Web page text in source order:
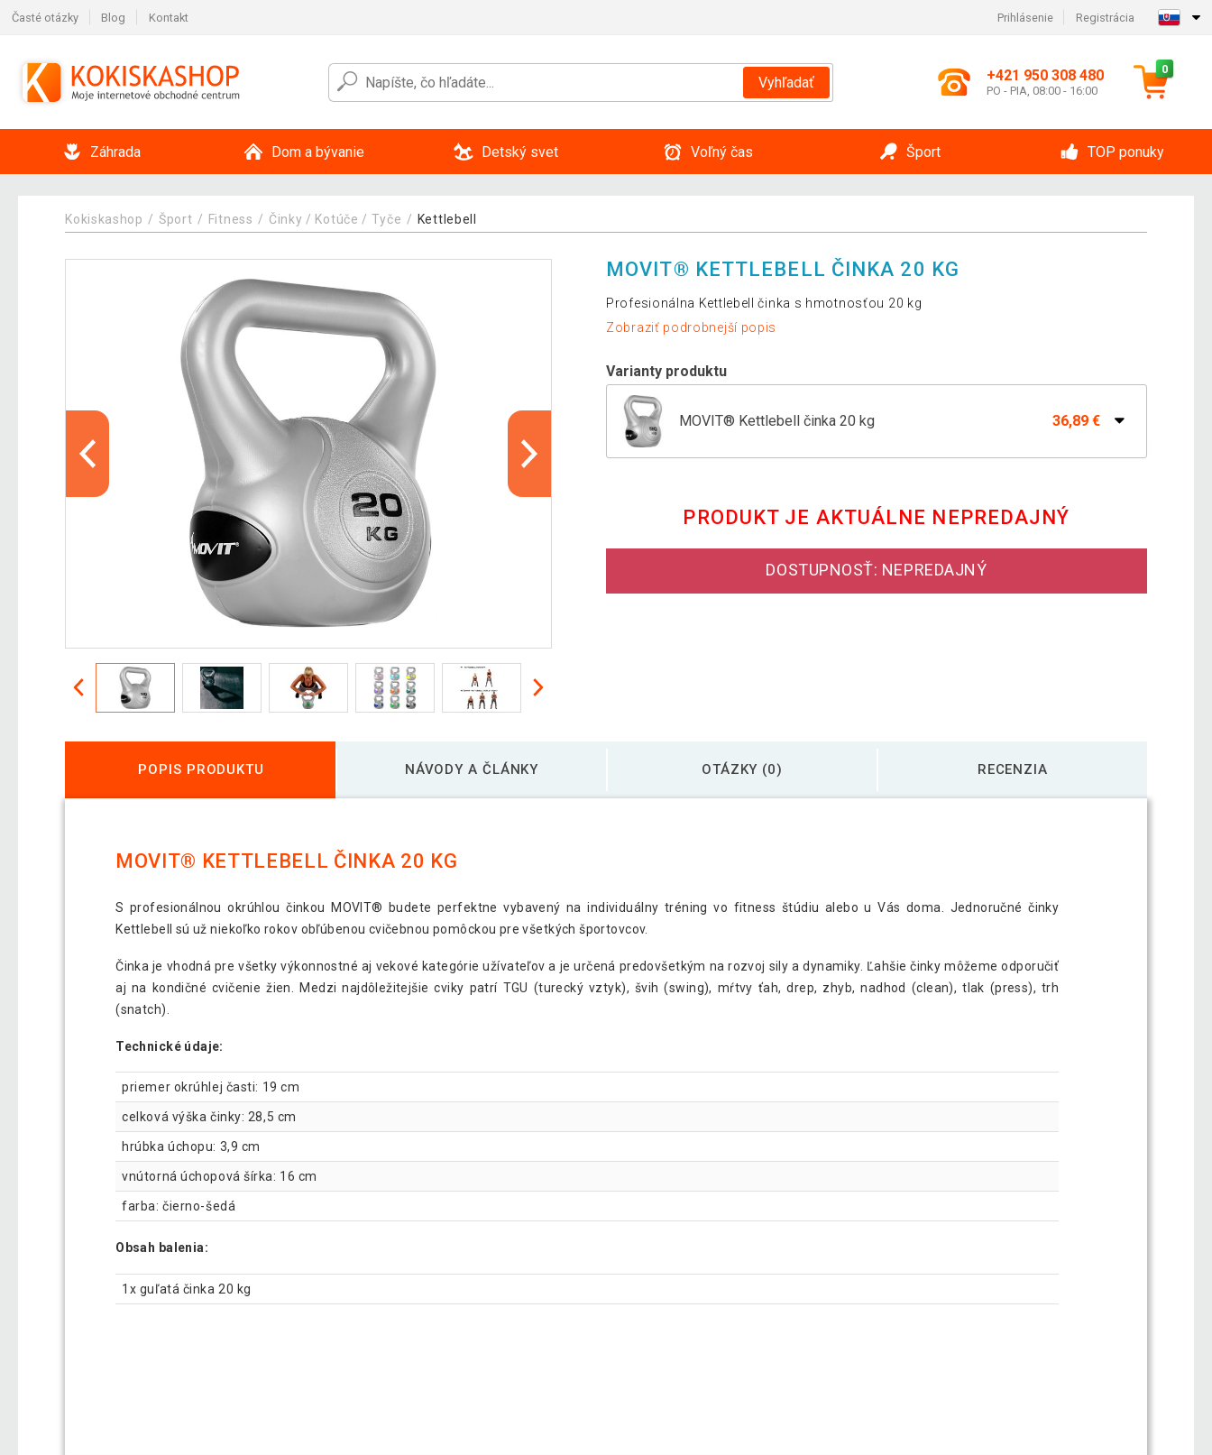
Časté otázky Blog Kontakt Prihlásenie Registrácia
Vyhľadať +421 950 308 480
PO - PIA, 08:00 - 16:00
0
Záhrada Dom a bývanie Detský svet Voľný čas Šport TOP ponuky
Kokiskashop Šport Fitness Činky / Kotúče / Tyče Kettlebell
MOVIT® KETTLEBELL ČINKA 20 KG
Profesionálna Kettlebell činka s hmotnosťou 20 kg
Zobraziť podrobnejší popis
Varianty produktu
MOVIT® Kettlebell činka 20 kg 36,89 €
MOVIT Kettlebell činka - 12 kg, sivá/tmavomodrá 48,29 €
PRODUKT JE AKTUÁLNE NEPREDAJNÝ
DOSTUPNOSŤ: NEPREDAJNÝ
POPIS PRODUKTU NÁVODY A ČLÁNKY OTÁZKY (0) RECENZIA
MOVIT® KETTLEBELL ČINKA 20 KG
S profesionálnou okrúhlou činkou MOVIT® budete perfektne vybavený na individuálny tréning vo fitness štúdiu alebo u Vás doma. Jednoručné činky
Kettlebell sú už niekoľko rokov obľúbenou cvičebnou pomôckou pre všetkých športovcov.
Činka je vhodná pre všetky výkonnostné aj vekové kategórie užívateľov a je určená predovšetkým na rozvoj sily a dynamiky. Ľahšie činky môžeme odporučiť
aj na kondičné cvičenie žien. Medzi najdôležitejšie cviky patrí TGU (turecký vztyk), švih (swing), mŕtvy ťah, drep, zhyb, nadhod (clean), tlak (press), trh
(snatch).
Technické údaje:
priemer okrúhlej časti: 19 cm
celková výška činky: 28,5 cm
hrúbka úchopu: 3,9 cm
vnútorná úchopová šírka: 16 cm
farba: čierno-šedá
Obsah balenia:
1x guľatá činka 20 kg